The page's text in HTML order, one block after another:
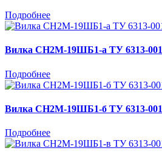
Подробнее
Вилка СН2М-19ШБ1-а ТУ 6313-001-
Подробнее
Вилка СН2М-19ШБ1-б ТУ 6313-001-
Подробнее